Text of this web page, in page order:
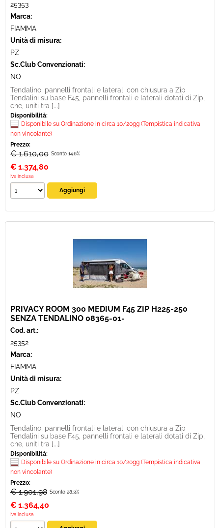
25353
Marca:
FIAMMA
Unità di misura:
PZ
Sc.Club Convenzionati:
NO
Tendalino, pannelli frontali e laterali con chiusura a Zip
Tendalini su base F45, pannelli frontali e laterali dotati di Zip,
che, uniti tra [...]
Disponibilità:
Disponibile su Ordinazione in circa 10/20gg (Tempistica indicativa
non vincolante)
Prezzo:
€ 1.610,00 Sconto 14.6%
€ 1.374,80
Iva inclusa
PRIVACY ROOM 300 MEDIUM F45 ZIP H225-250
SENZA TENDALINO 08365-01-
Cod. art.:
25352
Marca:
FIAMMA
Unità di misura:
PZ
Sc.Club Convenzionati:
NO
Tendalino, pannelli frontali e laterali con chiusura a Zip
Tendalini su base F45, pannelli frontali e laterali dotati di Zip,
che, uniti tra [...]
Disponibilità:
Disponibile su Ordinazione in circa 10/20gg (Tempistica indicativa
non vincolante)
Prezzo:
€ 1.901,98 Sconto 28.3%
€ 1.364,40
Iva inclusa